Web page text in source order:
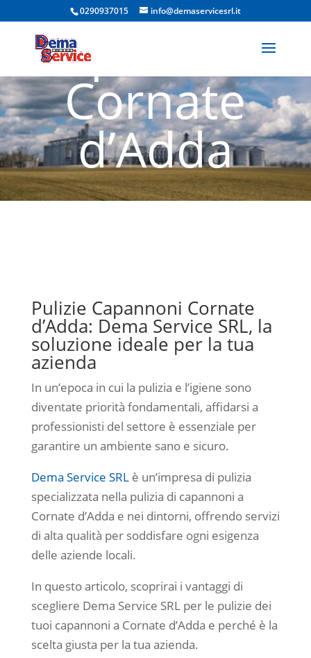
0290937015 info@demaservicesrl.it
Capannoni
Cornate
d’Adda
Pulizie Capannoni Cornate
d’Adda: Dema Service SRL, la
soluzione ideale per la tua
azienda
In un’epoca in cui la pulizia e l’igiene sono
diventate priorità fondamentali, affidarsi a
professionisti del settore è essenziale per
garantire un ambiente sano e sicuro.
Dema Service SRLè un’impresa di pulizia
specializzata nella pulizia di capannoni a
Cornate d’Adda e nei dintorni, offrendo servizi
di alta qualità per soddisfare ogni esigenza
delle aziende locali.
In questo articolo, scoprirai i vantaggi di
scegliere Dema Service SRL per le pulizie dei
tuoi capannoni a Cornate d’Adda e perché è la
scelta giusta per la tua azienda.